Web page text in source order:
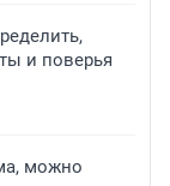
и поверья
можно